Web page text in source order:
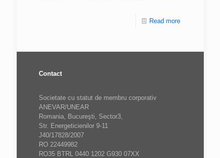
Read more
Contact
Societate cu statut de membru corporativ
ANEVAR/UNEAR
Romania, Bucureşti, Sector3,
Str. Energeticienilor 9-11
J40/17828/2007
RO 22449982
RO35 BTRL 0440 1202 G930 07XX